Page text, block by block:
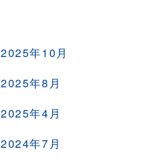
2025年10月
2025年8月
2025年4月
2024年7月